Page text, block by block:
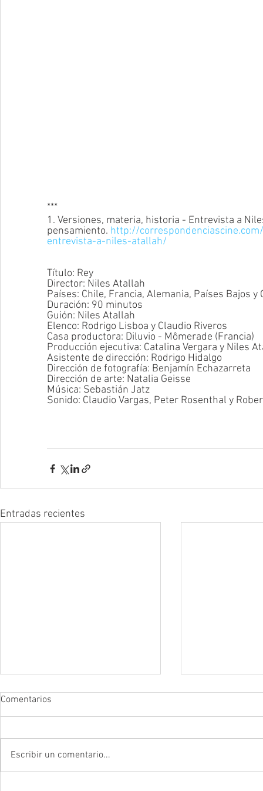
***
1. Versiones, materia, historia - Entrevista a
pensamiento. http://
entrevista-a-niles-atallah/
Título: Rey
Director: Niles Atallah
Países: Chile, Francia, Alemania, Países Bajos y
Duración: 90 minutos
Guión: Niles Atallah
Elenco: Rodrigo Lisboa y Claudio Riveros
Casa productora: Diluvio - Mômerade (Francia)
Producción ejecutiva: Catalina Vergara y Niles
Asistente de dirección: Rodrigo Hidalgo
Dirección de fotografía: Benjamín Echazarreta
Dirección de arte: Natalia Geisse
Música: Sebastián Jatz
Sonido: Claudio Vargas, Peter Rosenthal y
Entradas recientes
Comentarios
Escribir un comentario...